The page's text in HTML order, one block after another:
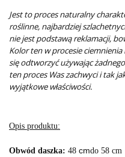
Jest to proces naturalny
roślinne, najbardziej
nie jest podstawą reklamacji,
Kolor ten w procesie
się odtworzyć używając
ten proces Was zachwyci i tak
wyjątkowe właściwości.
Opis produktu:
Obwód daszka: 48 cmdo 58 cm